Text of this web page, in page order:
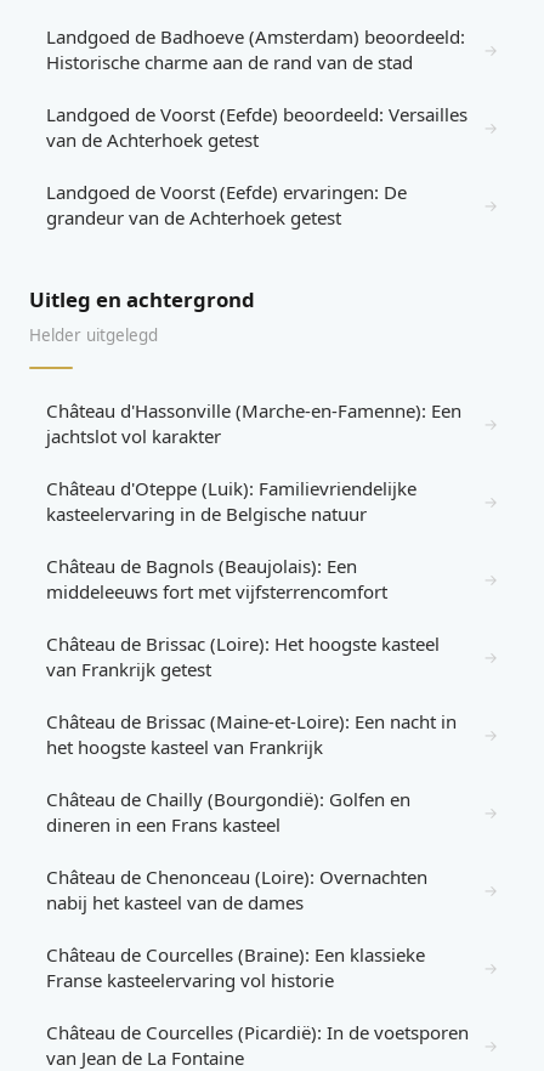
Landgoed de Badhoeve (Amsterdam) beoordeeld:
Historische charme aan de rand van de stad
→
Landgoed de Voorst (Eefde) beoordeeld: Versailles
van de Achterhoek getest
→
Landgoed de Voorst (Eefde) ervaringen: De
grandeur van de Achterhoek getest
→
Uitleg en achtergrond
Helder uitgelegd
Château d'Hassonville (Marche-en-Famenne): Een
jachtslot vol karakter
→
Château d'Oteppe (Luik): Familievriendelijke
kasteelervaring in de Belgische natuur
→
Château de Bagnols (Beaujolais): Een
middeleeuws fort met vijfsterrencomfort
→
Château de Brissac (Loire): Het hoogste kasteel
van Frankrijk getest
→
Château de Brissac (Maine-et-Loire): Een nacht in
het hoogste kasteel van Frankrijk
→
Château de Chailly (Bourgondië): Golfen en
dineren in een Frans kasteel
→
Château de Chenonceau (Loire): Overnachten
nabij het kasteel van de dames
→
Château de Courcelles (Braine): Een klassieke
Franse kasteelervaring vol historie
→
Château de Courcelles (Picardië): In de voetsporen
van Jean de La Fontaine
→